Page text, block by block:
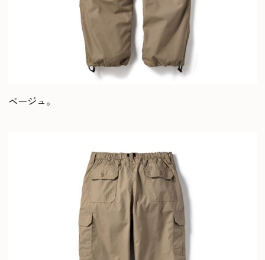
ベージュ。